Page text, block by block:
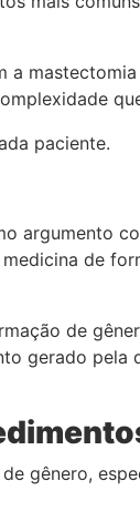
a
paciente.
argumento
de
de
gerado
gênero,